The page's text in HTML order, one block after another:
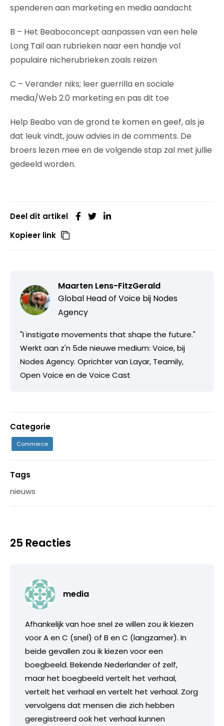
spenderen aan marketing en media aandacht
B – Het Beaboconcept aanpassen van een hele
Long Tail aan rubrieken naar een handje vol
populaire nicherubrieken zoals reizen
C – Verander niks; leer guerrilla en sociale
media/Web 2.0 marketing en pas dit toe
Help Beabo van de grond te komen en geef, als je
dat leuk vindt, jouw advies in de comments. De
broers lezen mee en de volgende stap zal met jullie
gedeeld worden.
Deel dit artikel
Kopieer link
Maarten Lens-FitzGerald
Global Head of Voice bij Nodes
Agency
"I instigate movements that shape the future."
Werkt aan z'n 5de nieuwe medium: Voice, bij
Nodes Agency. Oprichter van Layar, Teamily,
Open Voice en de Voice Cast
Categorie
Commerce
Tags
nieuws
25 Reacties
media
Afhankelijk van hoe snel ze willen zou ik kiezen
voor A en C (snel) of B en C (langzamer). In
beide gevallen zou ik kiezen voor een
boegbeeld. Bekende Nederlander of zelf,
maar het boegbeeld vertelt het verhaal,
vertelt het verhaal en vertelt het verhaal. Zorg
vervolgens dat mensen die zich hebben
geregistreerd ook het verhaal kunnen